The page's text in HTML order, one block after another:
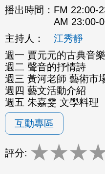
播出時間： FM 22:00-
AM 23:00-
主持人：
江秀靜
週一 賈元元的古典音
週二 聲音的抒情詩
週三 黃河老師 藝術市
週四 藝文活動介紹
週五 朱嘉雯 文學料理
互動專區
評分: ★★★